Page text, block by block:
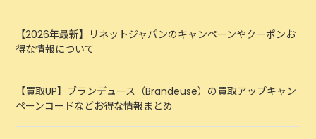
【2026年最新】リネットジャパンのキャンペーンやクーポンお
得な情報について
【買取UP】ブランデュース（Brandeuse）の買取アップキャン
ペーンコードなどお得な情報まとめ